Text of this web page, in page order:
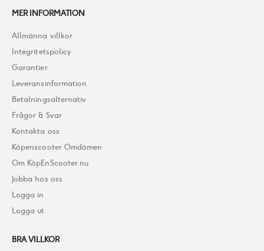
MER INFORMATION
Allmänna villkor
Integritetspolicy
Garantier
Leveransinformation
Betalningsalternativ
Frågor & Svar
Kontakta oss
Köpenscooter Omdömen
Om KöpEnScooter.nu
Jobba hos oss
Logga in
Logga ut
BRA VILLKOR